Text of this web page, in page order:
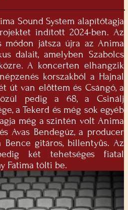
Sound System alapítótagja
indított 2024-ben. Az
módon játsza újra az Anima
dalait, amelyben Szabolcs
A koncerten elhangzik
korszakból a Hajnal
út van előttem és Csángó, a
pedig a 68, a Csinálj
a Tekerd és még sok egyéb
még a szintén volt Anima
Avas Bendegúz, a producer
Bence gitáros, billentyűs. Az
két tehetséges fiatal
Fatima tölti be.